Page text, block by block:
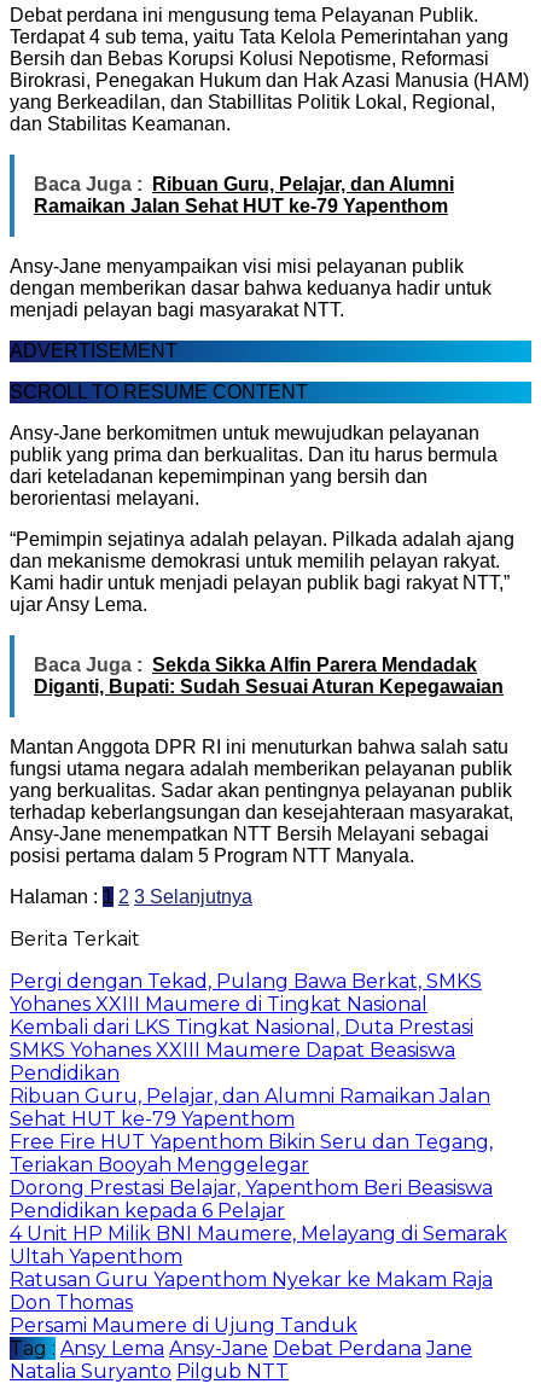
Debat perdana ini mengusung tema Pelayanan Publik.
Terdapat 4 sub tema, yaitu Tata Kelola Pemerintahan yang
Bersih dan Bebas Korupsi Kolusi Nepotisme, Reformasi
Birokrasi, Penegakan Hukum dan Hak Azasi Manusia (HAM)
yang Berkeadilan, dan Stabillitas Politik Lokal, Regional,
dan Stabilitas Keamanan.
Baca Juga :
Ribuan Guru, Pelajar, dan Alumni
Ramaikan Jalan Sehat HUT ke-79 Yapenthom
Ansy-Jane menyampaikan visi misi pelayanan publik
dengan memberikan dasar bahwa keduanya hadir untuk
menjadi pelayan bagi masyarakat NTT.
ADVERTISEMENT
SCROLL TO RESUME CONTENT
Ansy-Jane berkomitmen untuk mewujudkan pelayanan
publik yang prima dan berkualitas. Dan itu harus bermula
dari keteladanan kepemimpinan yang bersih dan
berorientasi melayani.
“Pemimpin sejatinya adalah pelayan. Pilkada adalah ajang
dan mekanisme demokrasi untuk memilih pelayan rakyat.
Kami hadir untuk menjadi pelayan publik bagi rakyat NTT,”
ujar Ansy Lema.
Baca Juga : Sekda Sikka Alfin Parera Mendadak
Diganti, Bupati: Sudah Sesuai Aturan Kepegawaian
Mantan Anggota DPR RI ini menuturkan bahwa salah satu
fungsi utama negara adalah memberikan pelayanan publik
yang berkualitas. Sadar akan pentingnya pelayanan publik
terhadap keberlangsungan dan kesejahteraan masyarakat,
Ansy-Jane menempatkan NTT Bersih Melayani sebagai
posisi pertama dalam 5 Program NTT Manyala.
Halaman : 1 2 3 Selanjutnya
Berita Terkait
Pergi dengan Tekad, Pulang Bawa Berkat, SMKS
Yohanes XXIII Maumere di Tingkat Nasional
Kembali dari LKS Tingkat Nasional, Duta Prestasi
SMKS Yohanes XXIII Maumere Dapat Beasiswa
Pendidikan
Ribuan Guru, Pelajar, dan Alumni Ramaikan Jalan
Sehat HUT ke-79 Yapenthom
Free Fire HUT Yapenthom Bikin Seru dan Tegang,
Teriakan Booyah Menggelegar
Dorong Prestasi Belajar, Yapenthom Beri Beasiswa
Pendidikan kepada 6 Pelajar
4 Unit HP Milik BNI Maumere, Melayang di Semarak
Ultah Yapenthom
Ratusan Guru Yapenthom Nyekar ke Makam Raja
Don Thomas
Persami Maumere di Ujung Tanduk
Tag : Ansy Lema Ansy-Jane Debat Perdana Jane
Natalia Suryanto Pilgub NTT